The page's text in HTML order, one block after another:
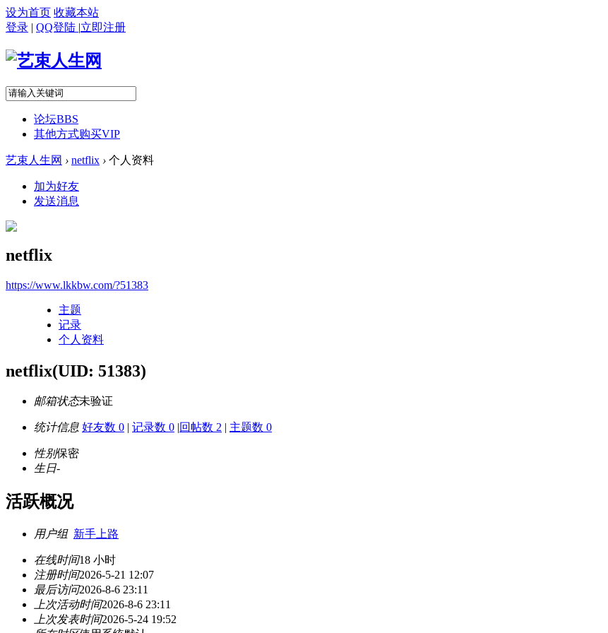
设为首页 收藏本站
登录 | QQ登陆 |立即注册
论坛BBS
其他方式购买VIP
艺束人生网 › netflix › 个人资料
加为好友
发送消息
netflix
https://www.lkkbw.com/?51383
主题
记录
个人资料
netflix(UID: 51383)
邮箱状态未验证
统计信息 好友数 0 | 记录数 0 |回帖数 2 | 主题数 0
性别保密
生日-
活跃概况
用户组 新手上路
在线时间18 小时
注册时间2026-5-21 12:07
最后访问2026-8-6 23:11
上次活动时间2026-8-6 23:11
上次发表时间2026-5-24 19:52